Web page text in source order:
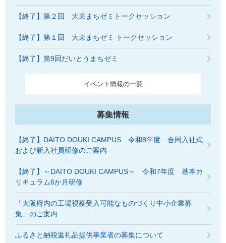
【終了】第２回 大東まちゼミトークセッション
【終了】第１回 大東まちゼミ トークセッション
【終了】第9回だいとうまちゼミ
イベント情報の一覧
募集情報
【終了】DAITO DOUKI CAMPUS 令和8年度 合同入社式
および新入社員研修のご案内
【終了】～DAITO DOUKI CAMPUS～ 令和7年度 基本カ
リキュラム6か月研修
「大阪府内の工場視察受入可能なものづくり中小企業募
集」のご案内
ふるさと納税返礼品提供事業者の募集について